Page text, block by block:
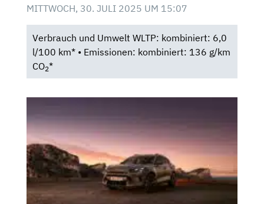
MITTWOCH, 30. JULI 2025 UM 15:07
Verbrauch und Umwelt WLTP: kombiniert: 6,0
l/100 km* • Emissionen: kombiniert: 136 g/km
CO2*